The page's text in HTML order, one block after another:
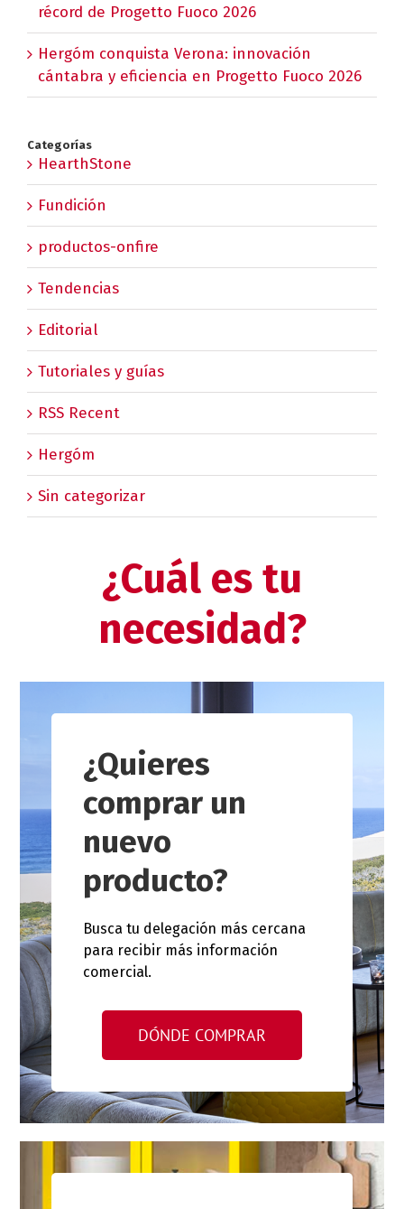
récord de Progetto Fuoco 2026
Hergóm conquista Verona: innovación
cántabra y eficiencia en Progetto Fuoco 2026
Categorías
HearthStone
Fundición
productos-onfire
Tendencias
Editorial
Tutoriales y guías
RSS Recent
Hergóm
Sin categorizar
¿Cuál es tu
necesidad?
¿Quieres
comprar un
nuevo
producto?
Busca tu delegación más cercana
para recibir más información
comercial.
DÓNDE COMPRAR